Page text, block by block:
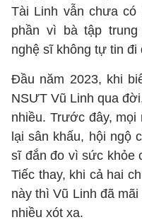
Tài Linh vẫn chưa
phần vì bà tập
nghệ sĩ không tự tin đi
Đầu năm 2023, khi
NSƯT Vũ Linh qua
nhiều. Trước đây,
lại sân khấu, hội ngộ
sĩ đắn đo vì sức khỏe
Tiếc thay, khi cả hai
này thì Vũ Linh đã
nhiều xót xa.